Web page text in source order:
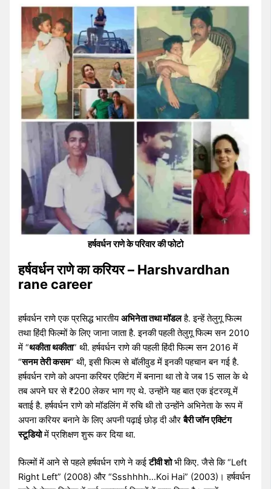
हर्षवर्धन राणे के परिवार की फोटो
हर्षवर्धन राणे का करियर – Harshvardhan
rane career
हर्षवर्धन राणे एक प्रसिद्ध भारतीयअभिनेता तथा मॉडलहै. इन्हें तेलुगू फिल्म
तथा हिंदी फिल्मों के लिए जाना जाता है. इनकी पहली तेलुगू फिल्म सन 2010
में “थकीता थकीता” थी. हर्षवर्धन राणे की पहली हिंदी फिल्म सन 2016 में
“सनम तेरी कसम” थी, इसी फिल्म से बॉलीवुड में इनकी पहचान बन गई है.
हर्षवर्धन राणे को अपना करियर एक्टिंग में बनाना था तो वे जब 15 साल के थे
तब अपने घर से ₹200 लेकर भाग गए थे. उन्होंने यह बात एक इंटरव्यू में
बताई है. हर्षवर्धन राणे को मॉडलिंग में रुचि थी तो उन्होंने अभिनेता के रूप में
अपना करियर बनाने के लिए अपनी पढ़ाई छोड़ दी औरबैरी जॉन एक्टिंग
स्टूडियोमें प्रशिक्षण शुरू कर दिया था.
फिल्मों में आने से पहले हर्षवर्धन राणे ने कईटीवी शोभी किए. जैसे कि “Left
Right Left” (2008) और “Ssshhhh…Koi Hai” (2003)। हर्षवर्धन